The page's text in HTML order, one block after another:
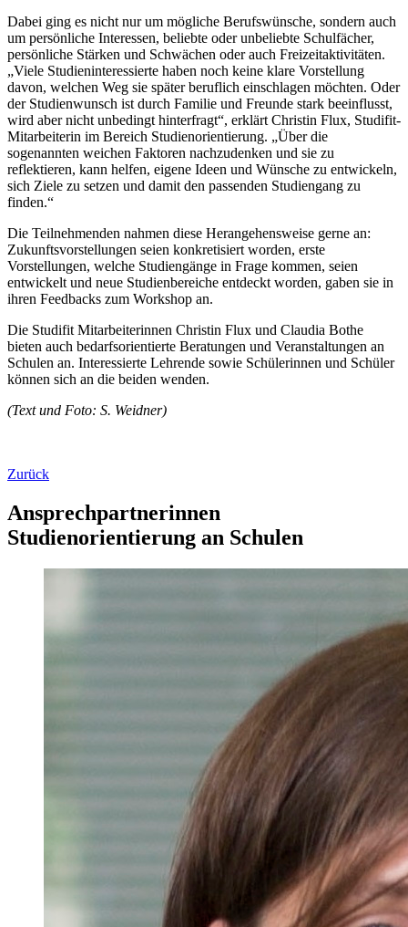
Dabei ging es nicht nur um mögliche Berufswünsche, sondern auch
um persönliche Interessen, beliebte oder unbeliebte Schulfächer,
persönliche Stärken und Schwächen oder auch Freizeitaktivitäten.
„Viele Studieninteressierte haben noch keine klare Vorstellung
davon, welchen Weg sie später beruflich einschlagen möchten. Oder
der Studienwunsch ist durch Familie und Freunde stark beeinflusst,
wird aber nicht unbedingt hinterfragt“, erklärt Christin Flux, Studifit-
Mitarbeiterin im Bereich Studienorientierung. „Über die
sogenannten weichen Faktoren nachzudenken und sie zu
reflektieren, kann helfen, eigene Ideen und Wünsche zu entwickeln,
sich Ziele zu setzen und damit den passenden Studiengang zu
finden.“
Die Teilnehmenden nahmen diese Herangehensweise gerne an:
Zukunftsvorstellungen seien konkretisiert worden, erste
Vorstellungen, welche Studiengänge in Frage kommen, seien
entwickelt und neue Studienbereiche entdeckt worden, gaben sie in
ihren Feedbacks zum Workshop an.
Die Studifit Mitarbeiterinnen Christin Flux und Claudia Bothe
bieten auch bedarfsorientierte Beratungen und Veranstaltungen an
Schulen an. Interessierte Lehrende sowie Schülerinnen und Schüler
können sich an die beiden wenden.
(Text und Foto: S. Weidner)
Zurück
Ansprechpartnerinnen
Studienorientierung an Schulen